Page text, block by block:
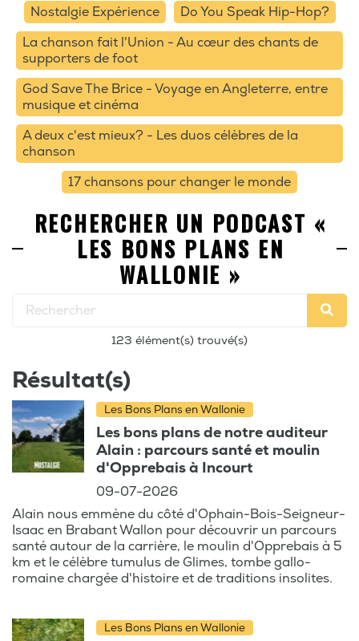
Nostalgie Expérience
Do You Speak Hip-Hop?
La chanson fait l'Union - Au cœur des chants de
supporters de foot
God Save The Brice - Voyage en Angleterre, entre
musique et cinéma
A deux c'est mieux? - Les duos célèbres de la
chanson
17 chansons pour changer le monde
RECHERCHER UN PODCAST «
LES BONS PLANS EN
WALLONIE »
123 élément(s) trouvé(s)
Résultat(s)
Les Bons Plans en Wallonie
Les bons plans de notre auditeur
Alain : parcours santé et moulin
d'Opprebais à Incourt
09-07-2026
Alain nous emmène du côté d'Ophain-Bois-Seigneur-
Isaac en Brabant Wallon pour découvrir un parcours
santé autour de la carrière, le moulin d'Opprebais à 5
km et le célèbre tumulus de Glimes, tombe gallo-
romaine chargée d'histoire et de traditions insolites.
Les Bons Plans en Wallonie